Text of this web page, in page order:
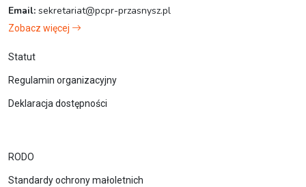
Email: sekretariat@pcpr-przasnysz.pl
Zobacz więcej
Statut
Regulamin organizacyjny
Deklaracja dostępności
RODO
Standardy ochrony małoletnich